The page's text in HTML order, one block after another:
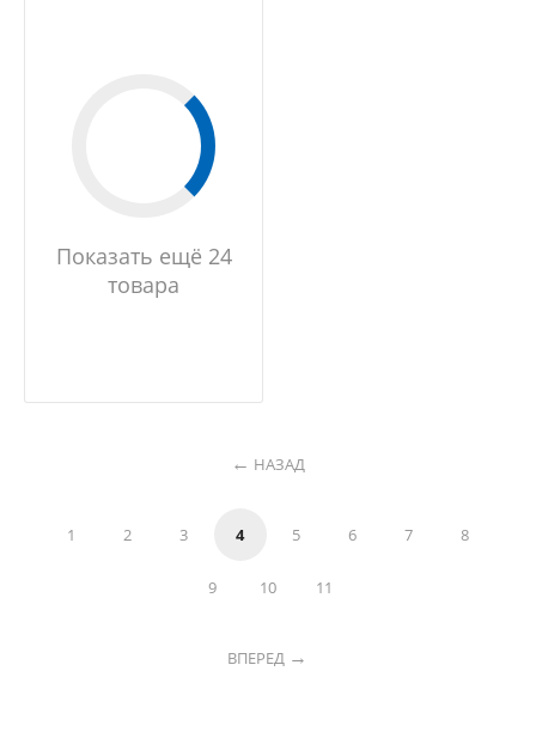
Показать ещё 24
товара
НАЗАД
1 2 3 4 5 6 7 8
9 10 11
ВПЕРЕД